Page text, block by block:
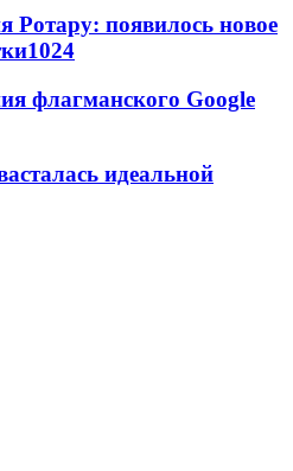
Ротару: появилось новое
1024
флагманского Google
идеальной